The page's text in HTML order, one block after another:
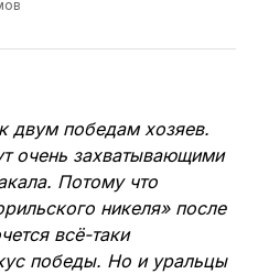
двум победам хозяев.
очень захватывающими
Потому что
никеля» после
всё-таки
победы. Но и уральцы